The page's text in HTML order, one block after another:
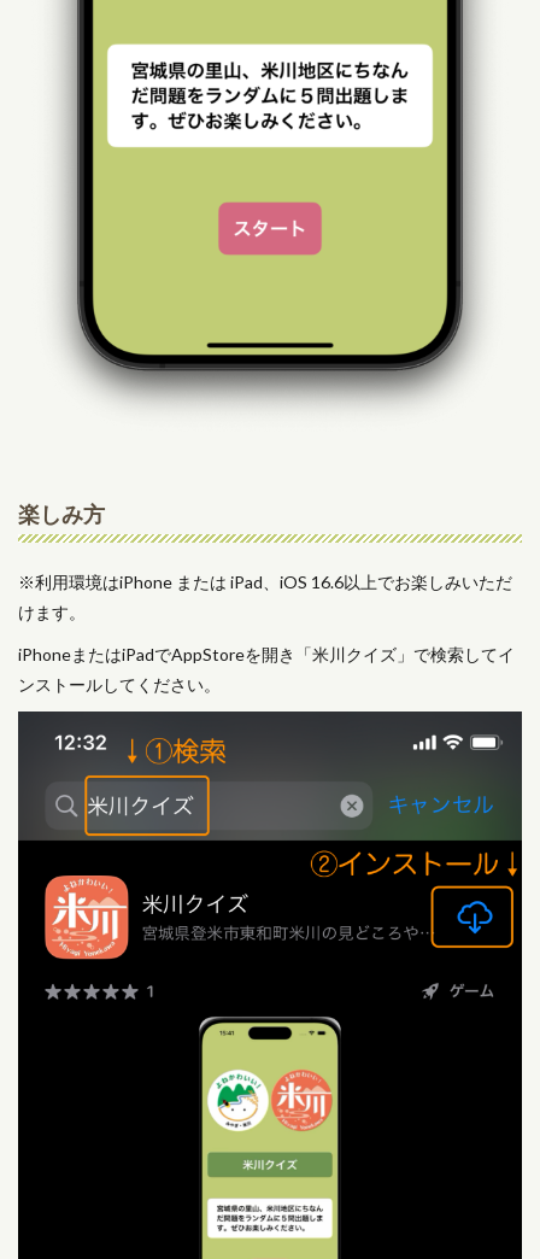
楽しみ方
※利用環境はiPhone または iPad、iOS 16.6以上でお楽しみいただ
けます。
iPhoneまたはiPadでAppStoreを開き「米川クイズ」で検索してイ
ンストールしてください。